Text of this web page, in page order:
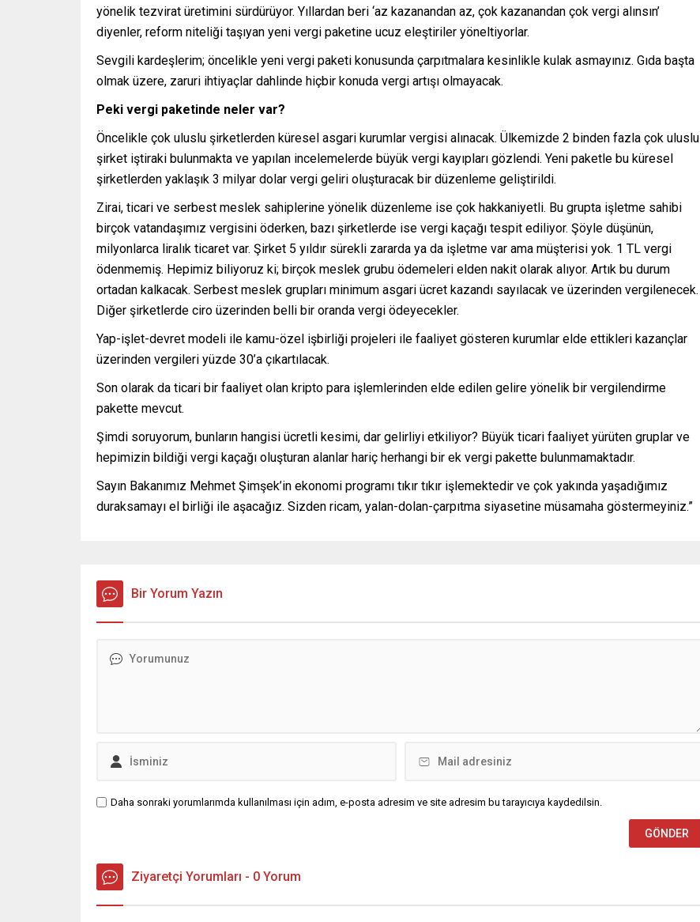
yönelik tezvirat üretimini sürdürüyor. Yıllardan beri ‘az kazanandan az, çok kazanandan çok vergi alınsın’
diyenler, reform niteliği taşıyan yeni vergi paketine ucuz eleştiriler yöneltiyorlar.
Sevgili kardeşlerim; öncelikle yeni vergi paketi konusunda çarpıtmalara kesinlikle kulak asmayınız. Gıda başta
olmak üzere, zaruri ihtiyaçlar dahlinde hiçbir konuda vergi artışı olmayacak.
Peki vergi paketinde neler var?
Öncelikle çok uluslu şirketlerden küresel asgari kurumlar vergisi alınacak. Ülkemizde 2 binden fazla çok uluslu
şirket iştiraki bulunmakta ve yapılan incelemelerde büyük vergi kayıpları gözlendi. Yeni paketle bu küresel
şirketlerden yaklaşık 3 milyar dolar vergi geliri oluşturacak bir düzenleme geliştirildi.
Zirai, ticari ve serbest meslek sahiplerine yönelik düzenleme ise çok hakkaniyetli. Bu grupta işletme sahibi
birçok vatandaşımız vergisini öderken, bazı şirketlerde ise vergi kaçağı tespit ediliyor. Şöyle düşünün,
milyonlarca liralık ticaret var. Şirket 5 yıldır sürekli zararda ya da işletme var ama müşterisi yok. 1 TL vergi
ödenmemiş. Hepimiz biliyoruz ki; birçok meslek grubu ödemeleri elden nakit olarak alıyor. Artık bu durum
ortadan kalkacak. Serbest meslek grupları minimum asgari ücret kazandı sayılacak ve üzerinden vergilenecek.
Diğer şirketlerde ciro üzerinden belli bir oranda vergi ödeyecekler.
Yap-işlet-devret modeli ile kamu-özel işbirliği projeleri ile faaliyet gösteren kurumlar elde ettikleri kazançlar
üzerinden vergileri yüzde 30’a çıkartılacak.
Son olarak da ticari bir faaliyet olan kripto para işlemlerinden elde edilen gelire yönelik bir vergilendirme
pakette mevcut.
Şimdi soruyorum, bunların hangisi ücretli kesimi, dar gelirliyi etkiliyor? Büyük ticari faaliyet yürüten gruplar ve
hepimizin bildiği vergi kaçağı oluşturan alanlar hariç herhangi bir ek vergi pakette bulunmamaktadır.
Sayın Bakanımız Mehmet Şimşek’in ekonomi programı tıkır tıkır işlemektedir ve çok yakında yaşadığımız
duraksamayı el birliği ile aşacağız. Sizden ricam, yalan-dolan-çarpıtma siyasetine müsamaha göstermeyiniz.”
Bir Yorum Yazın
Daha sonraki yorumlarımda kullanılması için adım, e-posta adresim ve site adresim bu tarayıcıya kaydedilsin.
Ziyaretçi Yorumları - 0 Yorum